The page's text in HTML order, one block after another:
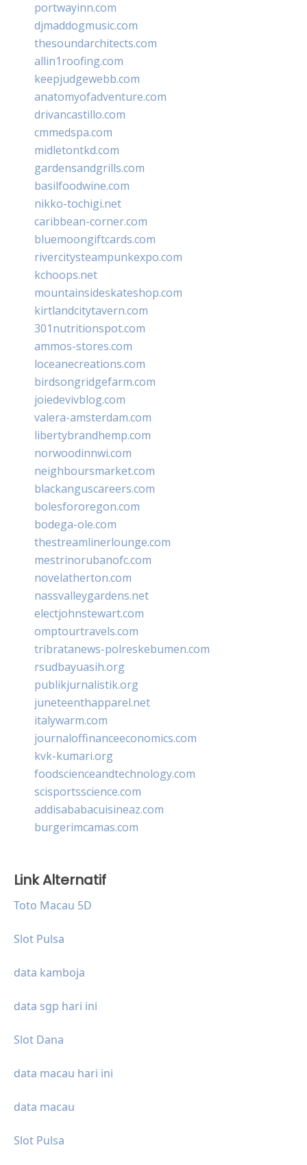
portwayinn.com
djmaddogmusic.com
thesoundarchitects.com
allin1roofing.com
keepjudgewebb.com
anatomyofadventure.com
drivancastillo.com
cmmedspa.com
midletontkd.com
gardensandgrills.com
basilfoodwine.com
nikko-tochigi.net
caribbean-corner.com
bluemoongiftcards.com
rivercitysteampunkexpo.com
kchoops.net
mountainsideskateshop.com
kirtlandcitytavern.com
301nutritionspot.com
ammos-stores.com
loceanecreations.com
birdsongridgefarm.com
joiedevivblog.com
valera-amsterdam.com
libertybrandhemp.com
norwoodinnwi.com
neighboursmarket.com
blackanguscareers.com
bolesfororegon.com
bodega-ole.com
thestreamlinerlounge.com
mestrinorubanofc.com
novelatherton.com
nassvalleygardens.net
electjohnstewart.com
omptourtravels.com
tribratanews-polreskebumen.com
rsudbayuasih.org
publikjurnalistik.org
juneteenthapparel.net
italywarm.com
journaloffinanceeconomics.com
kvk-kumari.org
foodscienceandtechnology.com
scisportsscience.com
addisababacuisineaz.com
burgerimcamas.com
Link Alternatif
Toto Macau 5D
Slot Pulsa
data kamboja
data sgp hari ini
Slot Dana
data macau hari ini
data macau
Slot Pulsa